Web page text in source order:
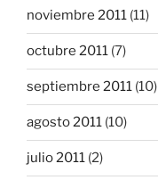
noviembre 2011 (11)
octubre 2011 (7)
septiembre 2011 (10)
agosto 2011 (10)
julio 2011 (2)